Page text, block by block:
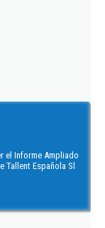
el Informe Ampliado
Tallent Española Sl